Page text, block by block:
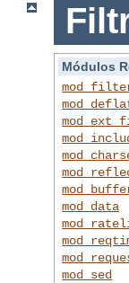
Módulos
mod_data
mod_sed